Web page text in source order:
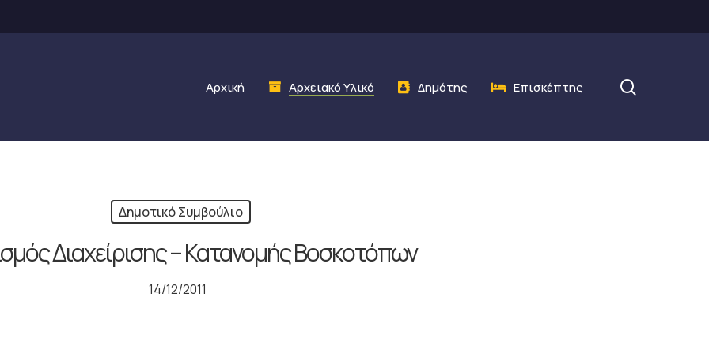
Αρχική Αρχειακό Υλικό Δημότης Επισκέπτης
Δημοτικό Συμβούλιο
Διαχείρισης – Κατανομής Βοσκοτόπων
14/12/2011